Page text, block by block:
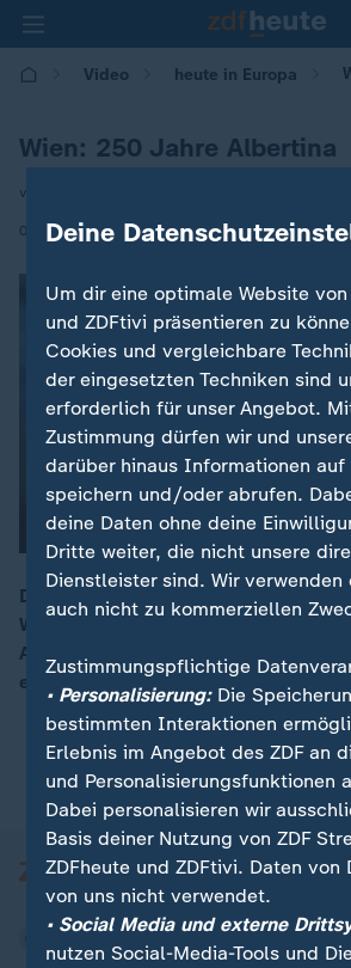
Video heute in Europa
Wien: 250 Jahre Albertina
von Christian von Rechenberg
02.07.2026 | 16:00
Die Albertina feiert ihr 250-jähriges
Wiener Museum zeigt 2026
Ausstellungen. Ein Höhepunkt:
exklusiv im Tresor besichtigt werden
Deine
Um dir eine optimale Website von
und ZDFtivi präsentieren zu
Cookies und vergleichbare
der eingesetzten Techniken sind
erforderlich für unser Angebot.
Zustimmung dürfen wir und
darüber hinaus Informationen auf
speichern und/oder abrufen.
deine Daten ohne deine
Dritte weiter, die nicht unsere
Dienstleister sind. Wir verwenden
auch nicht zu kommerziellen
Zustimmungspflichtige
• Personalisierung:Die
bestimmten Interaktionen
Erlebnis im Angebot des ZDF an
und Personalisierungsfunktionen
Dabei personalisieren wir
Basis deiner Nutzung von ZDF
ZDFheute und ZDFtivi. Daten von
von uns nicht verwendet.
• Social Media und externe
nutzen Social-Media-Tools und